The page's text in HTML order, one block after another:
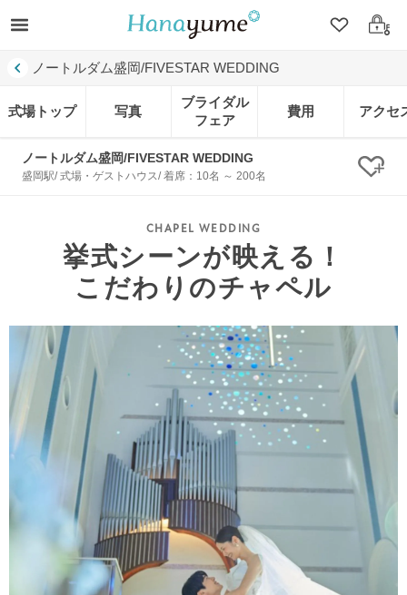
クリップ
ログ
ノートルダム盛岡/FIVESTAR WEDDING
式場トップ 写真
ブライダル
フェア
費用 アクセ
ノートルダム盛岡/FIVESTAR WEDDING
盛岡駅/ 式場・ゲストハウス/ 着席：10名 ～ 200名 ク
挙式シーンが映える！
こだわりのチャペル